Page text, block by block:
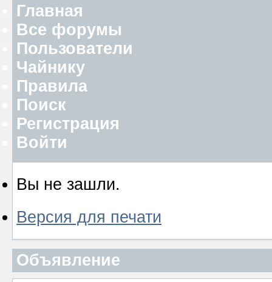
Главная
Все форумы
Пользователи
Чайнику
Правила
Поиск
Регистрация
Войти
Вы не зашли.
Версия для печати
Объявление